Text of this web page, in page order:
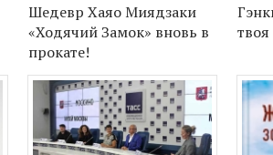
Шедевр Хаяо Миядзаки
«Ходячий Замок» вновь в
прокате!